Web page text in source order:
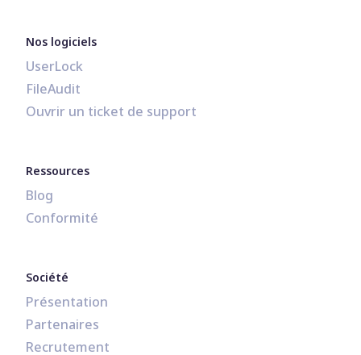
Nos logiciels
UserLock
FileAudit
Ouvrir un ticket de support
Ressources
Blog
Conformité
Société
Présentation
Partenaires
Recrutement